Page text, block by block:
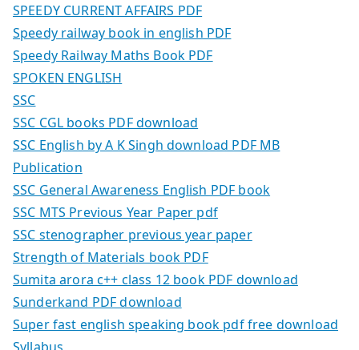
SPEEDY CURRENT AFFAIRS PDF
Speedy railway book in english PDF
Speedy Railway Maths Book PDF
SPOKEN ENGLISH
SSC
SSC CGL books PDF download
SSC English by A K Singh download PDF MB
Publication
SSC General Awareness English PDF book
SSC MTS Previous Year Paper pdf
SSC stenographer previous year paper
Strength of Materials book PDF
Sumita arora c++ class 12 book PDF download
Sunderkand PDF download
Super fast english speaking book pdf free download